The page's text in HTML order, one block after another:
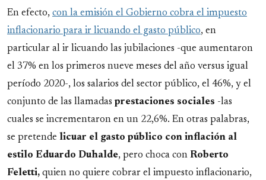
En efecto, con la emisión el Gobierno cobra el impuesto
inflacionario para ir licuando el gasto público, en
particular al ir licuando las jubilaciones -que aumentaron
el 37% en los primeros nueve meses del año versus igual
período 2020-, los salarios del sector público, el 46%, y el
conjunto de las llamadas prestaciones sociales -las
cuales se incrementaron en un 22,6%. En otras palabras,
se pretende licuar el gasto público con inflación al
estilo Eduardo Duhalde, pero choca con Roberto
Feletti, quien no quiere cobrar el impuesto inflacionario,